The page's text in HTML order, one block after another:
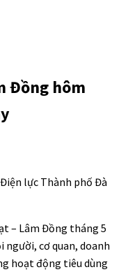
Đồng hôm
lực Thành phố Đà
– Lâm Đồng tháng 5
người, cơ quan, doanh
hoạt động tiêu dùng